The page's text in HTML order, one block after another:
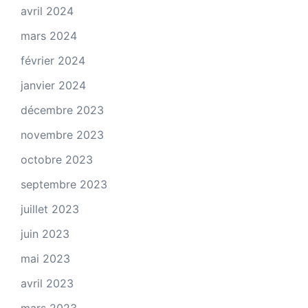
avril 2024
mars 2024
février 2024
janvier 2024
décembre 2023
novembre 2023
octobre 2023
septembre 2023
juillet 2023
juin 2023
mai 2023
avril 2023